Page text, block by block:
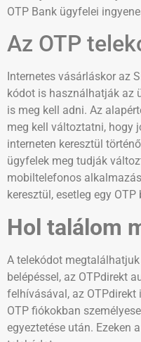
OTP Bank ügyfelei
Az OTP
Internetes vásárláskor az
kódot is használhatják az
is meg kell adni. Az
meg kell változtatni, hogy
interneten keresztül
ügyfelek meg tudják
mobiltelefonos
keresztül, esetleg egy
Hol találom
A telekódot
belépéssel, az OTPdirekt
felhívásával, az
OTP fiókokban
egyeztetése után. Ezeken